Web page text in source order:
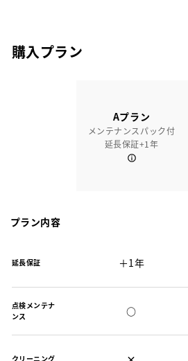
購入プラン
Aプラン
メンテナンスパック付
延長保証+1年
プラン内容
延長保証 ＋1年
点検メンテナ
ンス
○
クリーニング